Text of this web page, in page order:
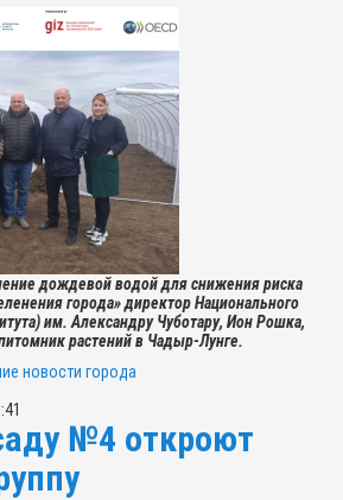
дождевой водой для снижения риска
города» директор Национального
им. Александру Чуботару, Ион Рошка,
растений в Чадыр-Лунге.
новости города
№4 откроют